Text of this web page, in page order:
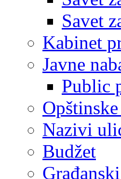
Savet
Kabinet
Javne
Public
Nazivi
Budžet